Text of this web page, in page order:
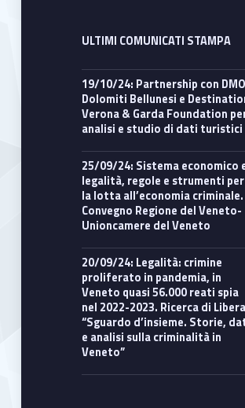
ULTIMI COMUNICATI STAMPA
19/10/24: Partnership con DMO
Dolomiti Bellunesi e
Verona & Garda Foundation
analisi e studio di dati turistici
25/09/24: Sistema economico e
legalità, regole e strumenti per
la lotta all’economia criminale.
Convegno Regione del Veneto-
Unioncamere del Veneto
20/09/24: Legalità: crimine
proliferato in pandemia, in
Veneto quasi 56.000 reati spia
nel 2022-2023. Ricerca di Libera
“Sguardo d’insieme. Storie,
e analisi sulla criminalità in
Veneto”